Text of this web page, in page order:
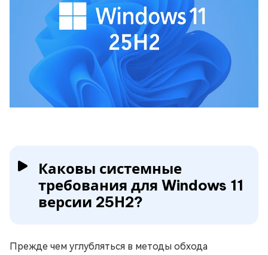
Каковы системные
требования для Windows 11
версии 25H2?
Прежде чем углубляться в методы обхода